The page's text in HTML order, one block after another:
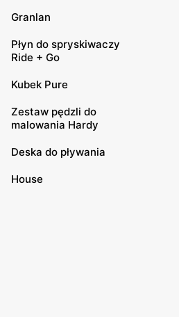
Granlan
Płyn do spryskiwaczy
Ride + Go
Kubek Pure
Zestaw pędzli do
malowania Hardy
Deska do pływania
House